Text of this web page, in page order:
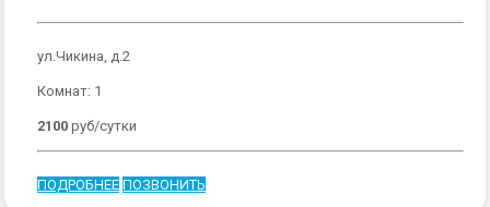
ул.Чикина, д.2
Комнат: 1
2100 руб/сутки
ПОДРОБНЕЕ ПОЗВОНИТЬ